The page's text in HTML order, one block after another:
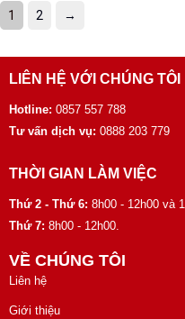
1 2 →
LIÊN HỆ VỚI CHÚNG TÔI
Hotline: 0857 557 788
Tư vấn dịch vụ: 0888 203 779
THỜI GIAN LÀM VIỆC
Thứ 2 - Thứ 6: 8h00 - 12h00 và
Thứ 7: 8h00 - 12h00.
VỀ CHÚNG TÔI
Liên hệ
Giới thiệu